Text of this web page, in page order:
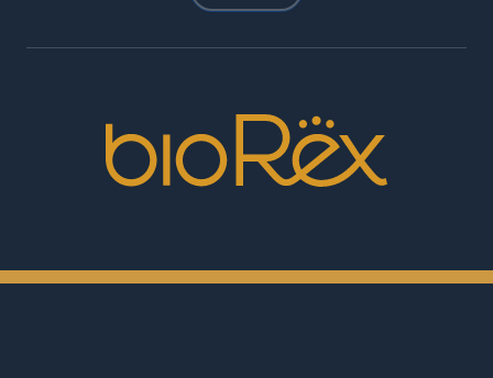
Cinemas